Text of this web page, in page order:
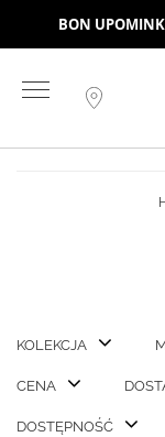
BON
do
treści
KOLEKCJA
CENA
DOSTĘPNOŚĆ